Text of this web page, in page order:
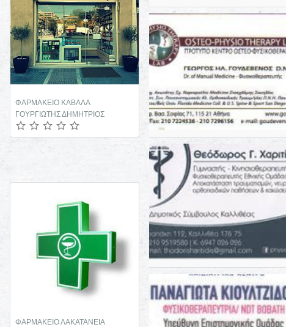
ΦΑΡΜΑΚΕΙΟ ΚΑΒΑΛΑ
ΓΟΥΡΓΙΩΤΗΣ ΔΗΜΗΤΡΙΟΣ
ΙΑΤΡΟΣ ΝΕΦΡΟΛΟΓΟΣ ΙΛΙΣΙΑ
ΜΠΛΕΤΑ ΑΛΙΚΗ
ΦΑΡΜΑΚΕΙΟ ΛΑΚΑΤΑΝΕΙΑ
ΜΙΚΡΟΒΙΟΛΟΓΟΣ ΛΕΜΕΣΟΣ